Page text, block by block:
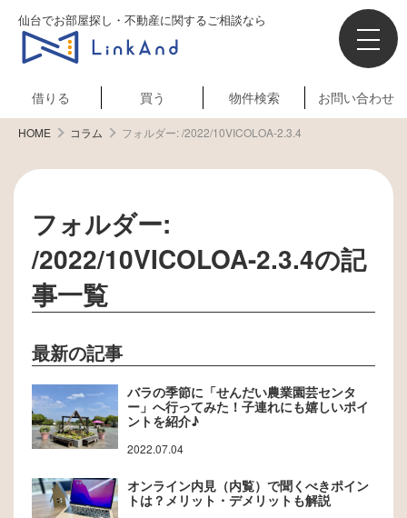
仙台でお部屋探し・不動産に関するご相談なら
借りる 買う 物件検索 お問い合わせ
HOME コラム フォルダー:/2022/10VICOLOA-2.3.4
フォルダー:
/2022/10VICOLOA-2.3.4の記
事一覧
最新の記事
バラの季節に「せんだい農業園芸センタ
ー」へ行ってみた！子連れにも嬉しいポイ
ントを紹介♪
2022.07.04
オンライン内見（内覧）で聞くべきポイン
トは？メリット・デメリットも解説